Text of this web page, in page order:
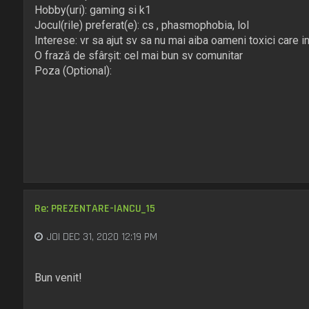
Hobby(uri): gaming si k1
Jocul(rile) preferat(e): cs , phasmophobia, lol
Interese: vr sa ajut sv sa nu mai aiba oameni toxici care
O frază de sfârşit: cel mai bun sv comunitar
Poza (Optional)​:
Re: PREZENTARE-IANCU_15
JOI DEC 31, 2020 12:19 PM
Bun venit!